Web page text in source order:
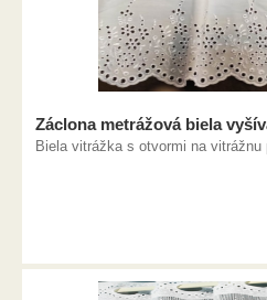
Záclona metrážová biela
Biela vitrážka s otvormi na